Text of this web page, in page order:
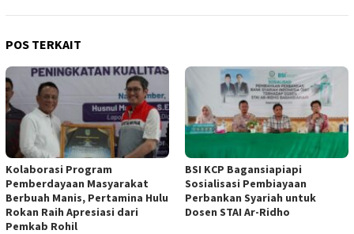
POS TERKAIT
Kolaborasi Program
Pemberdayaan Masyarakat
Berbuah Manis, Pertamina Hulu
Rokan Raih Apresiasi dari
Pemkab Rohil
BSI KCP Bagansiapiapi
Sosialisasi Pembiayaan
Perbankan Syariah untuk
Dosen STAI Ar-Ridho